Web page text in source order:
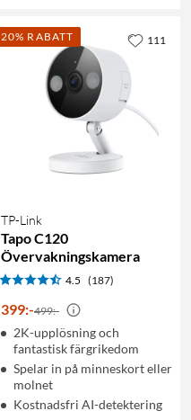
20% RABATT
TP-Link
Tapo C120
Övervakningskamera
4.5 (187)
399:-499:-
2K-upplösning och
fantastisk färgrikedom
Spelar in på minneskort eller
molnet
Kostnadsfri AI-detektering
111